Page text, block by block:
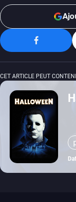
CET ARTICLE PEUT